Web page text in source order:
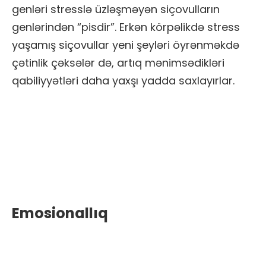
genləri stresslə üzləşməyən siçovulların
genlərindən “pisdir”. Erkən körpəlikdə stress
yaşamış siçovullar yeni şeyləri öyrənməkdə
çətinlik çəksələr də, artıq mənimsədikləri
qabiliyyətləri daha yaxşı yadda saxlayırlar.
Emosionallıq